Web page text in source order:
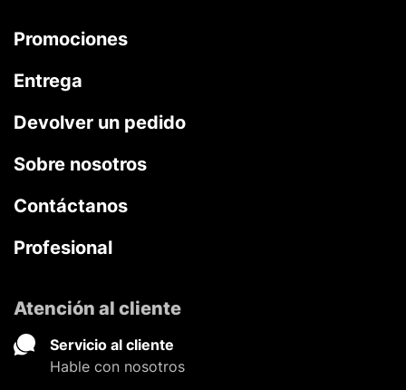
Promociones
Entrega
Devolver un pedido
Sobre nosotros
Contáctanos
Profesional
Atención al cliente
Servicio al cliente
Hable con nosotros